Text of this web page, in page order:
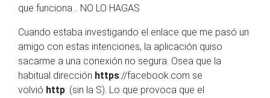
que funciona… NO LO HAGAS
Cuando estaba investigando el enlace que me pasó un
amigo con estas intenciones, la aplicación quiso
sacarme a una conexión no segura. Osea que la
habitual dirección https://facebook.com se
volvió http: (sin la S). Lo que provoca que el